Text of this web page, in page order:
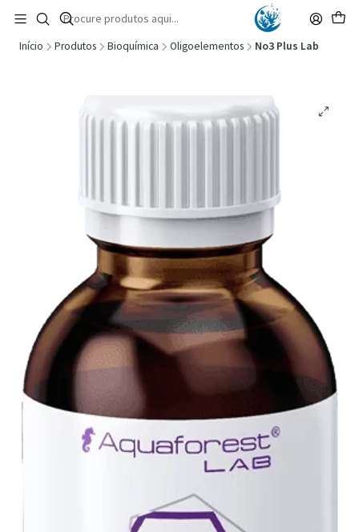
🚚 Portugal Continental: Portes Grátis desde 149,90€ (Envio extresso: 14,90€)
Ler mais
Início Produtos Bioquímica Oligoelementos No3 Plus Lab